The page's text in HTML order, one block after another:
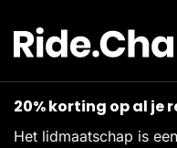
20% korting op al je
Het lidmaatschap is